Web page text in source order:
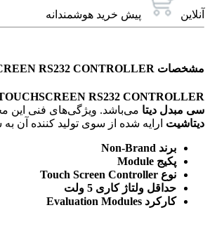
آنلاین پیش خرید هوشمندانه
مشخصات TOUCHSCREEN RS232 CONTROLLER
RS232 CONTROLLER
سی مبدل دیتا
دیتاشیت ارایه شده از سوی تولید کننده آن
برند Non-Brand
پکیج Module
نوع Touch Screen Controller
حداقل ولتاژ کاری 5 ولت
کارکرد Evaluation Modules